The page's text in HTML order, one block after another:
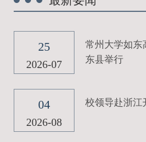
25
2026-07
常州大学如东
东县举行
04
2026-08
校领导赴浙江